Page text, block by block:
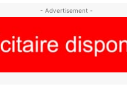
- Advertisement -